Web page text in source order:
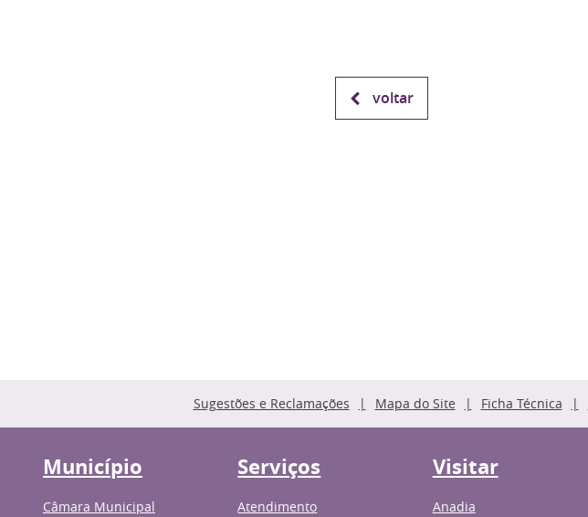
voltar
Sugestões e Reclamações Mapa do Site Ficha Técnica
Município
Câmara Municipal
Serviços
Atendimento
Visitar
Anadia